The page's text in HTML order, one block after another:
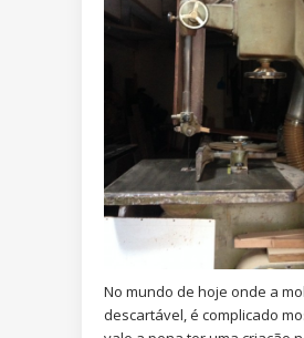
No mundo de hoje onde a
descartável, é complicado